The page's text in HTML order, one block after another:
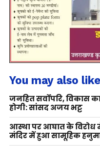
You may also
जनहित सर्वोपरि, विकास
होगी: सांसद अजय भट्ट
आस्था पर आघात के विरोध
मंदिर में हुआ सामूहिक